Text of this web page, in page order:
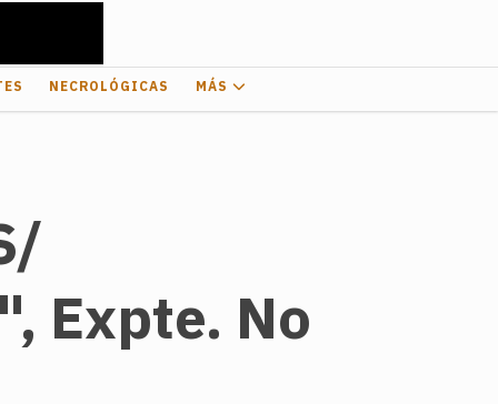
NECROLÓGICAS MÁS
Expte. No